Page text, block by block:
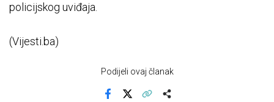
policijskog uviđaja.
(Vijesti.ba)
Podijeli ovaj članak